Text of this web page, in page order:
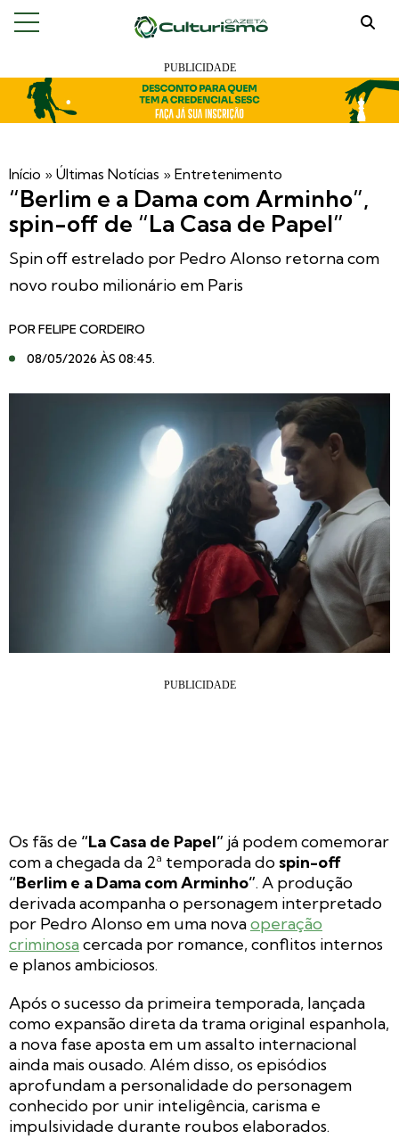
Início » Últimas Notícias » Entretenimento
“Berlim e a Dama com Arminho”,
spin-off de “La Casa de Papel”
Spin off estrelado por Pedro Alonso retorna com
novo roubo milionário em Paris
PORFELIPE CORDEIRO
08/05/2026 ÀS 08:45.
Os fãs de “La Casa de Papel” já podem comemorar
com a chegada da 2ª temporada dospin-off
“Berlim e a Dama com Arminho”. A produção
derivada acompanha o personagem interpretado
por Pedro Alonso em uma novaoperação
criminosacercada por romance, conflitos internos
e planos ambiciosos.
Após o sucesso da primeira temporada, lançada
como expansão direta da trama original espanhola,
a nova fase aposta em um assalto internacional
ainda mais ousado. Além disso, os episódios
aprofundam a personalidade do personagem
conhecido por unir inteligência, carisma e
impulsividade durante roubos elaborados.